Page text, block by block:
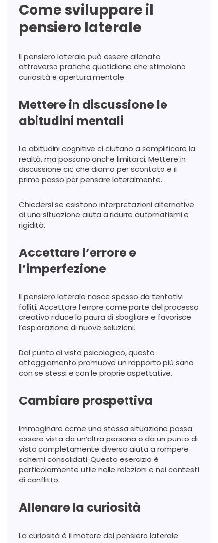
Come sviluppare il
pensiero laterale
Il pensiero laterale può essere allenato
attraverso pratiche quotidiane che stimolano
curiosità e apertura mentale.
Mettere in discussione le
abitudini mentali
Le abitudini cognitive ci aiutano a semplificare la
realtà, ma possono anche limitarci. Mettere in
discussione ciò che diamo per scontato è il
primo passo per pensare lateralmente.
Chiedersi se esistono interpretazioni alternative
di una situazione aiuta a ridurre automatismi e
rigidità.
Accettare l’errore e
l’imperfezione
Il pensiero laterale nasce spesso da tentativi
falliti. Accettare l’errore come parte del processo
creativo riduce la paura di sbagliare e favorisce
l’esplorazione di nuove soluzioni.
Dal punto di vista psicologico, questo
atteggiamento promuove un rapporto più sano
con se stessi e con le proprie aspettative.
Cambiare prospettiva
Immaginare come una stessa situazione possa
essere vista da un’altra persona o da un punto di
vista completamente diverso aiuta a rompere
schemi consolidati. Questo esercizio è
particolarmente utile nelle relazioni e nei contesti
di conflitto.
Allenare la curiosità
La curiosità è il motore del pensiero laterale.